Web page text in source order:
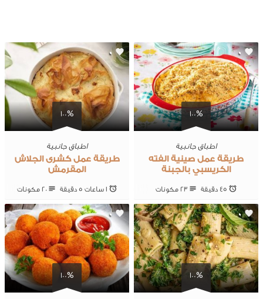
100%
0
اطباق جانبية
طريقة عمل صينية الفته
الكريسبي بالجبنة
45 ‎دقيقة 23 ‎مكونات
100%
0
اطباق جانبية
طريقة عمل كشرى الجلاش
المقرمش
1 ساعات 5 ‎دقيقة 20 ‎مكونات
100%
0
100%
0